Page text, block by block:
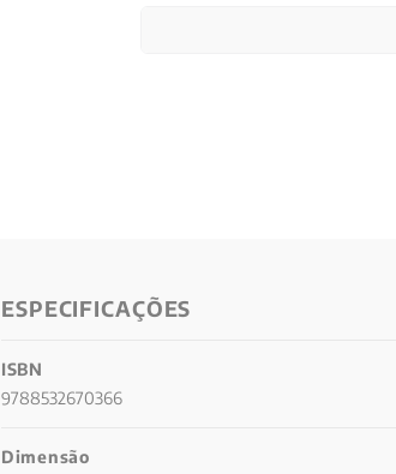
ESPECIFICAÇÕES
ISBN
9788532670366
Dimensão